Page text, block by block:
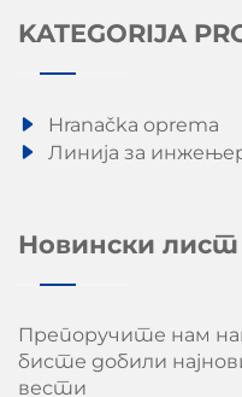
KATEGORIJA
Hranačka oprema
Линија за
Новински лист
Препоручите нам
бисте добили
вести